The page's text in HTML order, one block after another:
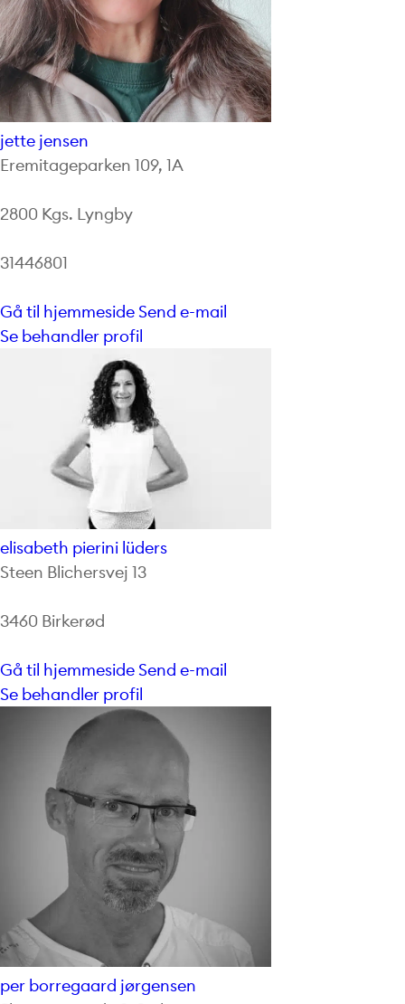
jette jensen
Eremitageparken 109, 1A
2800 Kgs. Lyngby
31446801
Gå til hjemmesideSend e-mail
Se behandler profil
elisabeth pierini lüders
Steen Blichersvej 13
3460 Birkerød
Gå til hjemmesideSend e-mail
Se behandler profil
per borregaard jørgensen